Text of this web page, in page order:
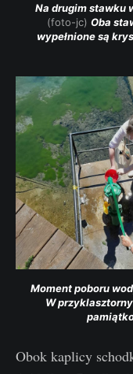
Na drugim stawku
(foto-jc) Oba
wypełnione są
Moment poboru
W
Obok kaplicy